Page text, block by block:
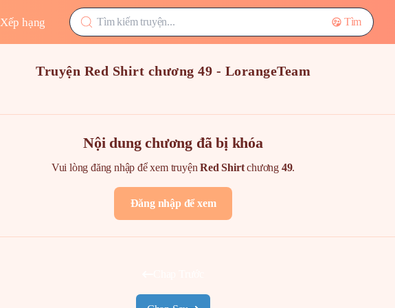
Xếp hạng Tìm
Truyện Red Shirt chương 49 - LorangeTeam
Nội dung chương đã bị khóa
Vui lòng đăng nhập để xem truyệnRed Shirtchương 49.
Đăng nhập để xem